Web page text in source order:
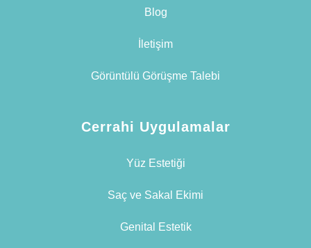
Blog
İletişim
Görüntülü Görüşme Talebi
Cerrahi Uygulamalar
Yüz Estetiği
Saç ve Sakal Ekimi
Genital Estetik